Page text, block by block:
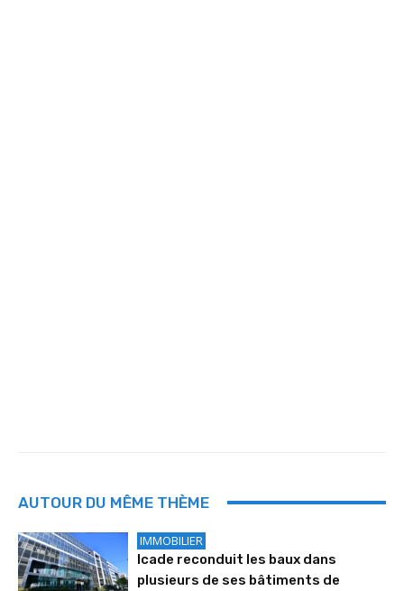
AUTOUR DU MÊME THÈME
IMMOBILIER
Icade reconduit les baux dans
plusieurs de ses bâtiments de